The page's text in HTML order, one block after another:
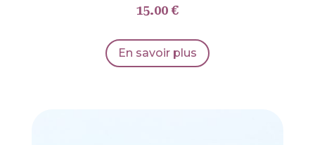
15.00 €
En savoir plus